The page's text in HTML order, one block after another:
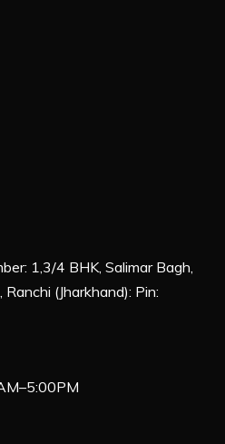
1,3/4 BHK, Salimar Bagh,
(Jharkhand): Pin: